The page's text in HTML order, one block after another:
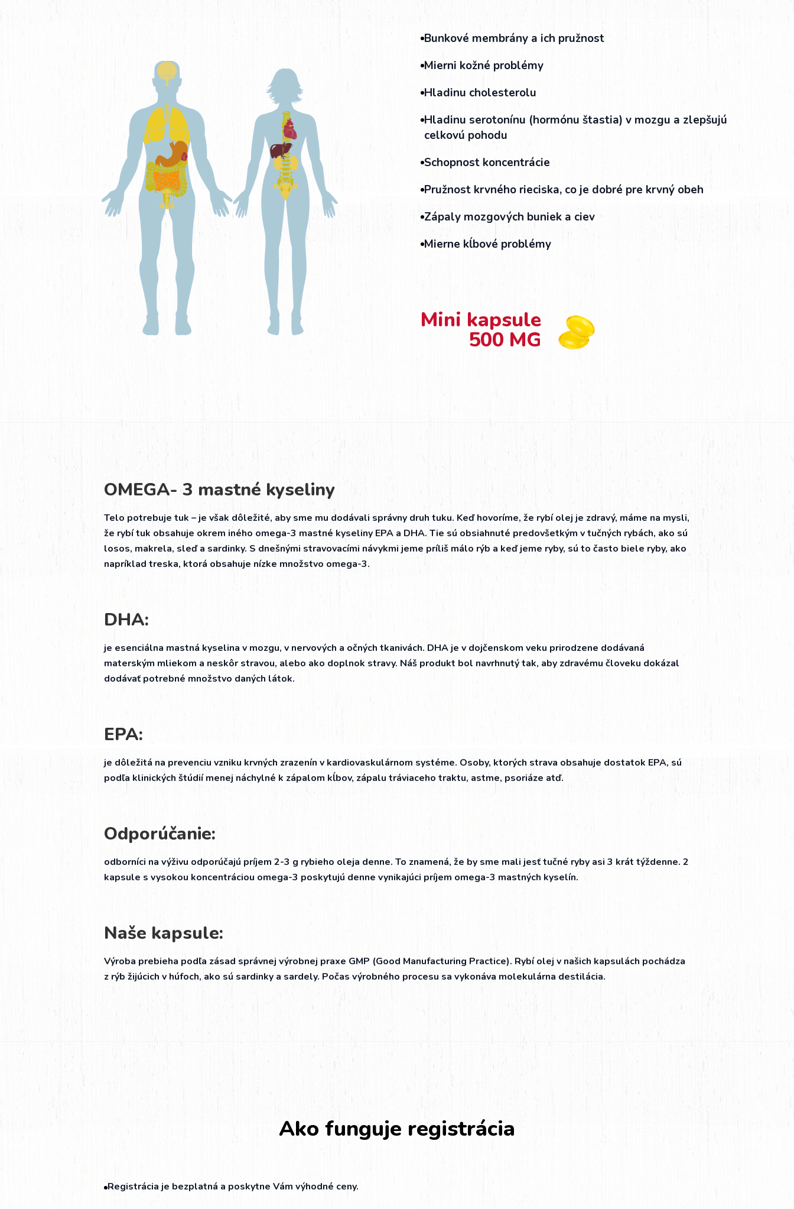
Bunkové membrány a ich pružnost
Mierni kožné problémy
Hladinu cholesterolu
Hladinu serotonínu (hormónu štastia) v mozgu a zlepšujú
celkovú pohodu
Schopnost koncentrácie
Pružnost krvného rieciska, co je dobré pre krvný obeh
Zápaly mozgových buniek a ciev
Mierne kĺbové problémy
Mini kapsule
500 MG
OMEGA- 3 mastné kyseliny
Telo potrebuje tuk – je však dôležité, aby sme mu dodávali správny druh tuku. Keď hovoríme, že rybí olej je zdravý, máme na mysli,
že rybí tuk obsahuje okrem iného omega-3 mastné kyseliny EPA a DHA. Tie sú obsiahnuté predovšetkým v tučných rybách, ako sú
losos, makrela, sleď a sardinky. S dnešnými stravovacími návykmi jeme príliš málo rýb a keď jeme ryby, sú to často biele ryby, ako
napríklad treska, ktorá obsahuje nízke množstvo omega-3.
DHA:
je esenciálna mastná kyselina v mozgu, v nervových a očných tkanivách. DHA je v dojčenskom veku prirodzene dodávaná
materským mliekom a neskôr stravou, alebo ako doplnok stravy. Náš produkt bol navrhnutý tak, aby zdravému človeku dokázal
dodávať potrebné množstvo daných látok.
EPA:
je dôležitá na prevenciu vzniku krvných zrazenín v kardiovaskulárnom systéme. Osoby, ktorých strava obsahuje dostatok EPA, sú
podľa klinických štúdií menej náchylné k zápalom kĺbov, zápalu tráviaceho traktu, astme, psoriáze atď.
Odporúčanie:
odborníci na výživu odporúčajú príjem 2-3 g rybieho oleja denne. To znamená, že by sme mali jesť tučné ryby asi 3 krát týždenne. 2
kapsule s vysokou koncentráciou omega-3 poskytujú denne vynikajúci príjem omega-3 mastných kyselín.
Naše kapsule:
Výroba prebieha podľa zásad správnej výrobnej praxe GMP (Good Manufacturing Practice). Rybí olej v našich kapsulách pochádza
z rýb žijúcich v húfoch, ako sú sardinky a sardely. Počas výrobného procesu sa vykonáva molekulárna destilácia.
Ako funguje registrácia
Registrácia je bezplatná a poskytne Vám výhodné ceny.